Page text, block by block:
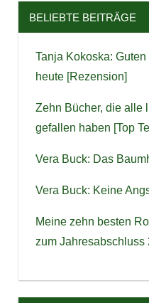
BELIEBTE BEITRÄGE
Tanja Kokoska:
heute [Rezension]
Zehn Bücher, die alle
gefallen haben [Top
Vera Buck: Das
Vera Buck: Keine
Meine zehn besten
zum Jahresabschluss